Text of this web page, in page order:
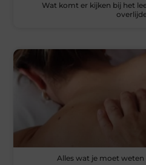
Wat komt er kijken bij het
Alles wat je moet